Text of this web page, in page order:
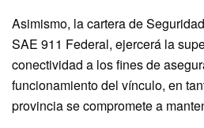
Asimismo, la cartera de
SAE 911 Federal, ejercerá la
conectividad a los fines de
funcionamiento del vínculo, en
provincia se compromete a